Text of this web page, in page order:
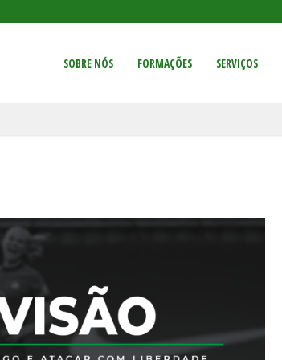
SOBRE NÓS
FORMAÇÕES SERVIÇOS